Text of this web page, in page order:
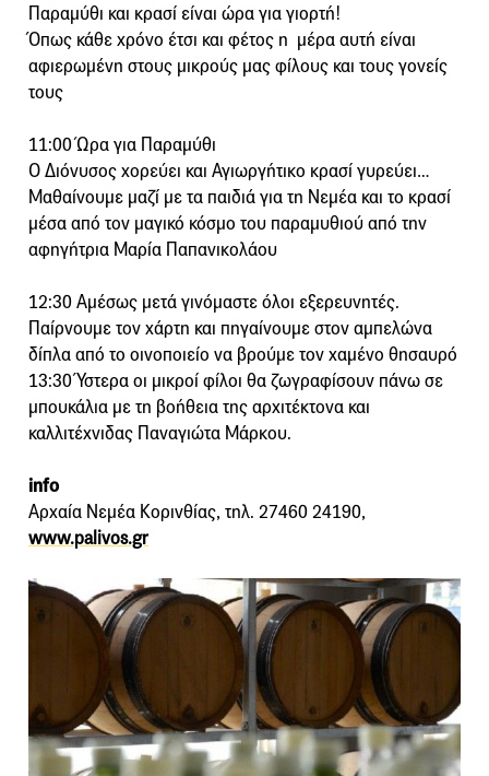
Παραμύθι και κρασί είναι ώρα για γιορτή!
Όπως κάθε χρόνο έτσι και φέτος η μέρα αυτή είναι
αφιερωμένη στους μικρούς μας φίλους και τους γονείς
τους
11:00 Ώρα για Παραμύθι
Ο Διόνυσος χορεύει και Αγιωργήτικο κρασί γυρεύει…
Μαθαίνουμε μαζί με τα παιδιά για τη Νεμέα και το κρασί
μέσα από τον μαγικό κόσμο του παραμυθιού από την
αφηγήτρια Μαρία Παπανικολάου
12:30 Αμέσως μετά γινόμαστε όλοι εξερευνητές.
Παίρνουμε τον χάρτη και πηγαίνουμε στον αμπελώνα
δίπλα από το οινοποιείο να βρούμε τον χαμένο θησαυρό
13:30 Ύστερα οι μικροί φίλοι θα ζωγραφίσουν πάνω σε
μπουκάλια με τη βοήθεια της αρχιτέκτονα και
καλλιτέχνιδας Παναγιώτα Μάρκου.
info
Αρχαία Νεμέα Κορινθίας, τηλ. 27460 24190,
www.palivos.gr